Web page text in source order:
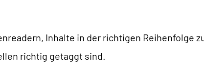
Inhalte in der richtigen Reihenfolge
richtig getaggt sind.